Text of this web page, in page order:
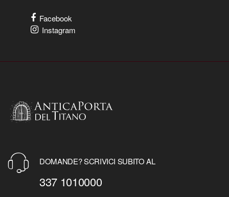
Facebook
Instagram
DOMANDE? SCRIVICI SUBITO AL
337 1010000